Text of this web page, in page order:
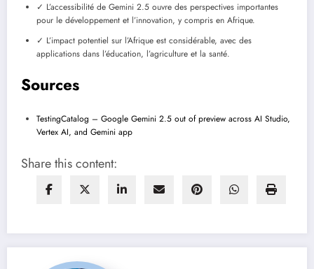
✓ L’accessibilité de Gemini 2.5 ouvre des perspectives importantes
pour le développement et l’innovation, y compris en Afrique.
✓ L’impact potentiel sur l’Afrique est considérable, avec des
applications dans l’éducation, l’agriculture et la santé.
Sources
TestingCatalog – Google Gemini 2.5 out of preview across AI Studio,
Vertex AI, and Gemini app
Share this content: